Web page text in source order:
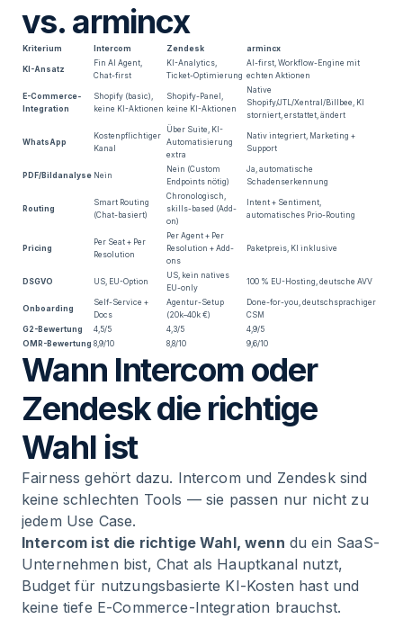
vs. armincx
Kriterium Intercom Zendesk armincx
KI-Ansatz
Fin AI Agent,
Chat-first
KI-Analytics,
Ticket-Optimierung
AI-first, Workflow-Engine mit
echten Aktionen
E-Commerce-
Integration
Shopify (basic),
keine KI-Aktionen
Shopify-Panel,
keine KI-Aktionen
Native
Shopify/JTL/Xentral/Billbee, KI
storniert, erstattet, ändert
WhatsApp
Kostenpflichtiger
Kanal
Über Suite, KI-
Automatisierung
extra
Nativ integriert, Marketing +
Support
PDF/Bildanalyse Nein
Nein (Custom
Endpoints nötig)
Ja, automatische
Schadenserkennung
Routing
Smart Routing
(Chat-basiert)
Chronologisch,
skills-based (Add-
on)
Intent + Sentiment,
automatisches Prio-Routing
Pricing
Per Seat + Per
Resolution
Per Agent + Per
Resolution + Add-
ons
Paketpreis, KI inklusive
DSGVO US, EU-Option
US, kein natives
EU-only
100 % EU-Hosting, deutsche AVV
Onboarding
Self-Service +
Docs
Agentur-Setup
(20k–40k €)
Done-for-you, deutschsprachiger
CSM
G2-Bewertung
4,5/5 4,3/5
4,9/5
OMR-Bewertung 8,9/10 8,8/10 9,6/10
Wann Intercom oder
Zendesk die richtige
Wahl ist
Fairness gehört dazu. Intercom und Zendesk sind
keine schlechten Tools — sie passen nur nicht zu
jedem Use Case.
Intercom ist die richtige Wahl, wenn du ein SaaS-
Unternehmen bist, Chat als Hauptkanal nutzt,
Budget für nutzungsbasierte KI-Kosten hast und
keine tiefe E-Commerce-Integration brauchst.